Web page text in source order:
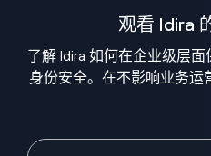
观看 Idira
了解 Idira 如何在企业级层
身份安全。在不影响业务运